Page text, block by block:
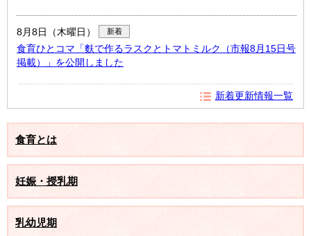
8月8日（木曜日） 新着
食育ひとコマ「麩で作るラスクとトマトミルク（市報8月15日号
掲載）」を公開しました
新着更新情報一覧
食育とは
妊娠・授乳期
乳幼児期